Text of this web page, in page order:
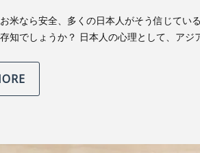
米なら安全、多くの日本人がそう信じて
知でしょうか？ 日本人の心理として、ア